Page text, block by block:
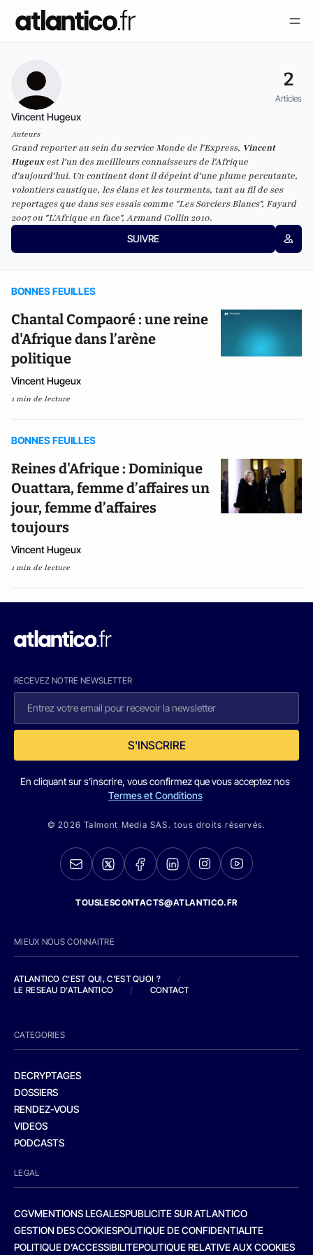
2
Articles
Vincent Hugeux
Auteurs
Grand reporter au sein du service Monde de l'Express, Vincent
Hugeuxest l'un des meillleurs connaisseurs de l'Afrique
d'aujourd'hui. Un continent dont il dépeint d'une plume percutante,
volontiers caustique, les élans et les tourments, tant au fil de ses
reportages que dans ses essais comme "Les Sorciers Blancs", Fayard
2007 ou "L'Afrique en face", Armand Collin 2010.
SUIVRE
BONNES FEUILLES
Chantal Compaoré : une reine
d'Afrique dans l’arène
politique
Vincent Hugeux
1 min de lecture
BONNES FEUILLES
Reines d'Afrique : Dominique
Ouattara, femme d’affaires un
jour, femme d’affaires
toujours
Vincent Hugeux
1 min de lecture
RECEVEZ NOTRE NEWSLETTER
S'INSCRIRE
En cliquant sur s'inscrire, vous confirmez que vous acceptez nos
Termes et Conditions
© 2026 Talmont Media SAS. tous droits réservés.
TOUSLESCONTACTS@ATLANTICO.FR
MIEUX NOUS CONNAITRE
ATLANTICO C'EST QUI, C'EST QUOI ?
/
LE RESEAU D'ATLANTICO
/ CONTACT
CATEGORIES
DECRYPTAGES
DOSSIERS
RENDEZ-VOUS
VIDEOS
PODCASTS
LEGAL
CGVMENTIONS LEGALESPUBLICITE SUR ATLANTICO
GESTION DES COOKIESPOLITIQUE DE CONFIDENTIALITE
POLITIQUE D’ACCESSIBILITEPOLITIQUE RELATIVE AUX COOKIES